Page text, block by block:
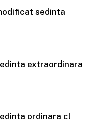
sedinta
extraordinara
ordinara cl